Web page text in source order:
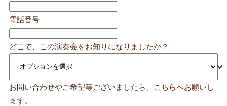
電話番号
どこで、この演奏会をお知りになりましたか？
お問い合わせやご希望等ございましたら、こちらへお願いし
ます。